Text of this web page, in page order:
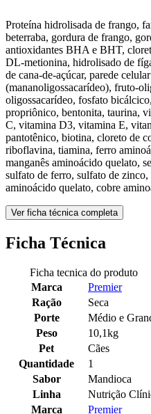
Proteína hidrolisada de frango,
beterraba, gordura de frango,
antioxidantes BHA e BHT,
DL-metionina, hidrolisado de
de cana-de-açúcar, parede
(mananoligossacarídeo), fruto-
oligossacarídeo, fosfato
propriônico, bentonita, taurina,
C, vitamina D3, vitamina E,
pantotênico, biotina, cloreto de
riboflavina, tiamina, ferro
manganês aminoácido quelato,
sulfato de ferro, sulfato de
aminoácido quelato, cobre
Ver ficha técnica completa
Ficha Técnica
Ficha tecnica do produto
Marca
Premier
Ração
Seca
Porte
Médio e
Peso
10,1kg
Pet
Cães
Quantidade
1
Sabor
Mandioca
Linha
Nutrição
Marca
Premier